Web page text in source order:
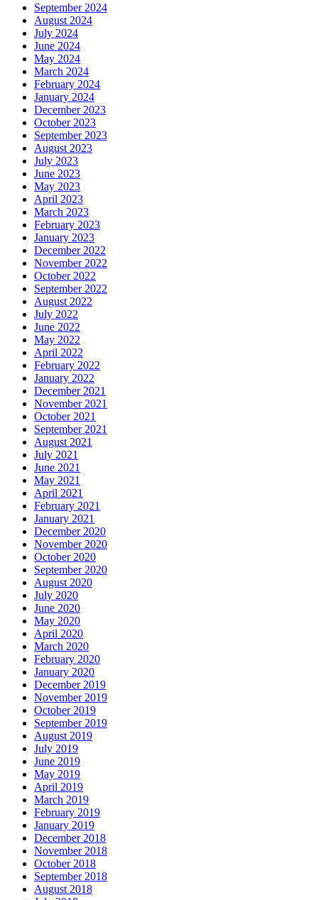
September 2024
August 2024
July 2024
June 2024
May 2024
March 2024
February 2024
January 2024
December 2023
October 2023
September 2023
August 2023
July 2023
June 2023
May 2023
April 2023
March 2023
February 2023
January 2023
December 2022
November 2022
October 2022
September 2022
August 2022
July 2022
June 2022
May 2022
April 2022
February 2022
January 2022
December 2021
November 2021
October 2021
September 2021
August 2021
July 2021
June 2021
May 2021
April 2021
February 2021
January 2021
December 2020
November 2020
October 2020
September 2020
August 2020
July 2020
June 2020
May 2020
April 2020
March 2020
February 2020
January 2020
December 2019
November 2019
October 2019
September 2019
August 2019
July 2019
June 2019
May 2019
April 2019
March 2019
February 2019
January 2019
December 2018
November 2018
October 2018
September 2018
August 2018